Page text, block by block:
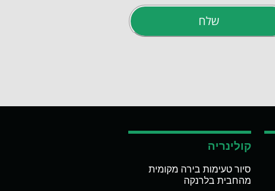
שלח
קולינריה
סיור טעימות בירה מקומית
מהחבית בלרנקה